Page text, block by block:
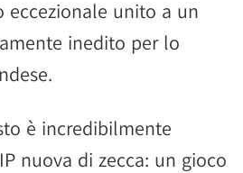
eccezionale unito a un
inedito per lo
è incredibilmente
nuova di zecca: un gioco